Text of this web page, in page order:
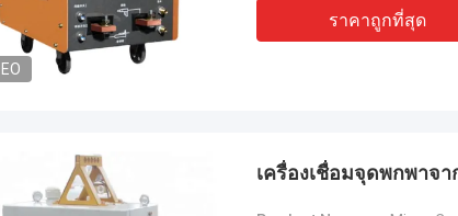
ราคาถูกที่สุด
เครื่องเชื่อมจุดพกพาจา